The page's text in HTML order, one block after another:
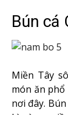
Bún cá
Miền Tây
món ăn
nơi đây.